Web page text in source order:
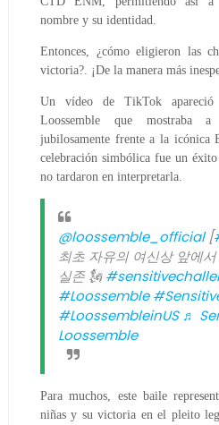
nombre y su identidad.
Entonces, ¿cómo eligieron las
victoria?. ¡De la manera más
Un vídeo de TikTok
Loossemble que mostraba
jubilosamente frente a la icónica
celebración simbólica fue un
no tardaron en interpretarla.
@loossemble_official[
최초 자유의 여신상 앞에
실존 🗽
#Loossemble
#LoossembleinUS ♬
Loossemble
Para muchos, este baile
niñas y su victoria en el pleito